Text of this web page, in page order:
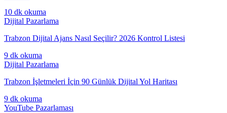
10 dk okuma
Dijital Pazarlama
Trabzon Dijital Ajans Nasıl Seçilir? 2026 Kontrol Listesi
9 dk okuma
Dijital Pazarlama
Trabzon İşletmeleri İçin 90 Günlük Dijital Yol Haritası
9 dk okuma
YouTube Pazarlaması